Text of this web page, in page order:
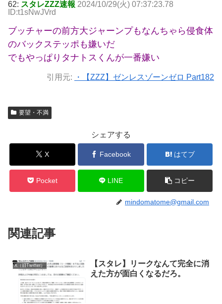
62: スタレZZZ速報 2024/10/29(火) 07:37:23.78
ID:t1sNwJVrd
ブッチャーの前方大ジャーンプもなんちゃら侵食体
のバックステッポも嫌いだ
でもやっぱりタナトスくんが一番嫌い
引用元: ・【ZZZ】ゼンレスゾーンゼロ Part182
要望・不満
シェアする
X Facebook はてブ
Pocket LINE コピー
mindomatome@gmail.com
関連記事
X（旧Twitter）
【スタレ】リークなんて完全に消
えた方が面白くなるだろ。